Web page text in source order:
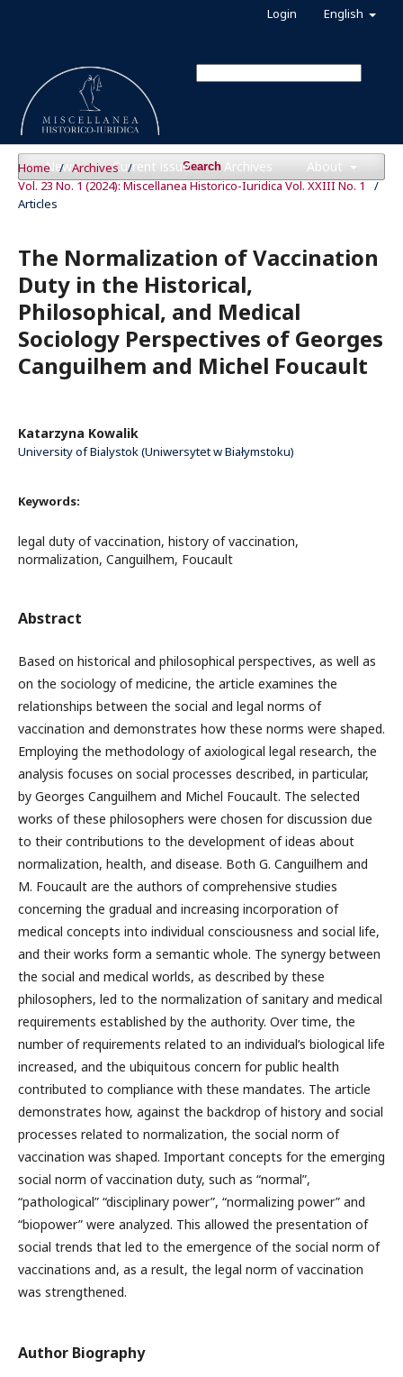
News Current issue Archives About
Search
English
Login
Home / Archives /
Vol. 23 No. 1 (2024): Miscellanea Historico-Iuridica Vol. XXIII No. 1 /
Articles
The Normalization of Vaccination
Duty in the Historical,
Philosophical, and Medical
Sociology Perspectives of Georges
Canguilhem and Michel Foucault
Katarzyna Kowalik
University of Bialystok (Uniwersytet w Białymstoku)
Keywords:
legal duty of vaccination, history of vaccination,
normalization, Canguilhem, Foucault
Abstract
Based on historical and philosophical perspectives, as well as
on the sociology of medicine, the article examines the
relationships between the social and legal norms of
vaccination and demonstrates how these norms were shaped.
Employing the methodology of axiological legal research, the
analysis focuses on social processes described, in particular,
by Georges Canguilhem and Michel Foucault. The selected
works of these philosophers were chosen for discussion due
to their contributions to the development of ideas about
normalization, health, and disease. Both G. Canguilhem and
M. Foucault are the authors of comprehensive studies
concerning the gradual and increasing incorporation of
medical concepts into individual consciousness and social life,
and their works form a semantic whole. The synergy between
the social and medical worlds, as described by these
philosophers, led to the normalization of sanitary and medical
requirements established by the authority. Over time, the
number of requirements related to an individual’s biological life
increased, and the ubiquitous concern for public health
contributed to compliance with these mandates. The article
demonstrates how, against the backdrop of history and social
processes related to normalization, the social norm of
vaccination was shaped. Important concepts for the emerging
social norm of vaccination duty, such as “normal”,
“pathological” “disciplinary power”, “normalizing power” and
“biopower” were analyzed. This allowed the presentation of
social trends that led to the emergence of the social norm of
vaccinations and, as a result, the legal norm of vaccination
was strengthened.
Author Biography